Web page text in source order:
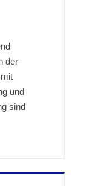
der
und
sind